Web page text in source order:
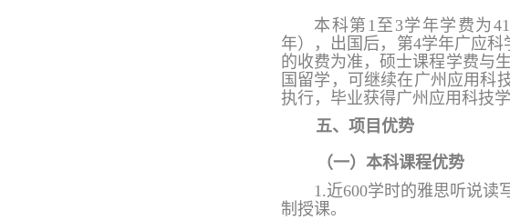
本科第 1至3学年学费为
年）， 出国后，第4学年广应科
的收费为准，硕士课程学费与
国留学，可继续在广州应用科
执行，毕业获得广州应用科技
五、项目优势
（一）本科课程优势
1.近600学时的雅思听说读
制授课。